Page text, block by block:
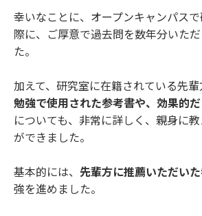
幸いなことに、オープンキャンパス
際に、ご厚意で過去問を数年分いた
た。
加えて、研究室に在籍されている先輩
勉強で使用された参考書や、効果的
についても、非常に詳しく、親身に
ができました。
基本的には、 先輩方に推薦いただい
強を進めました。